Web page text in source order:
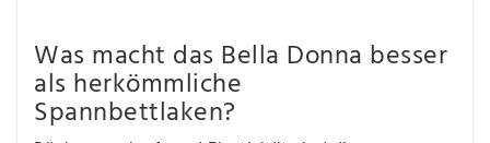
Was macht das Bella Donna besser
als herkömmliche
Spannbettlaken?